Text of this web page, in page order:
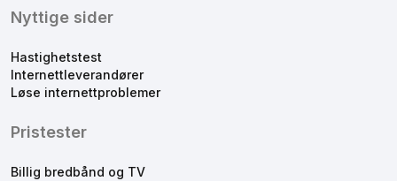
Nyttige sider
Hastighetstest
Internettleverandører
Løse internettproblemer
Pristester
Billig bredbånd og TV